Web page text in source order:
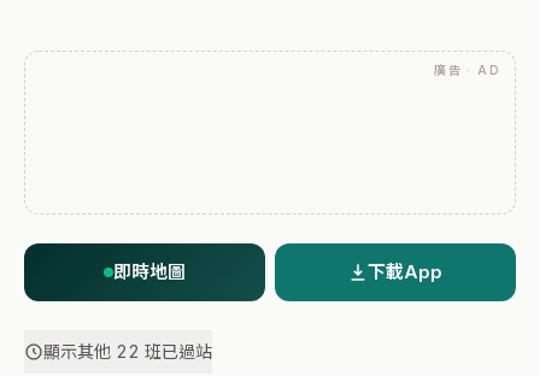
廣告 · AD
即時地圖 下載App
顯示其他 22 班已過站